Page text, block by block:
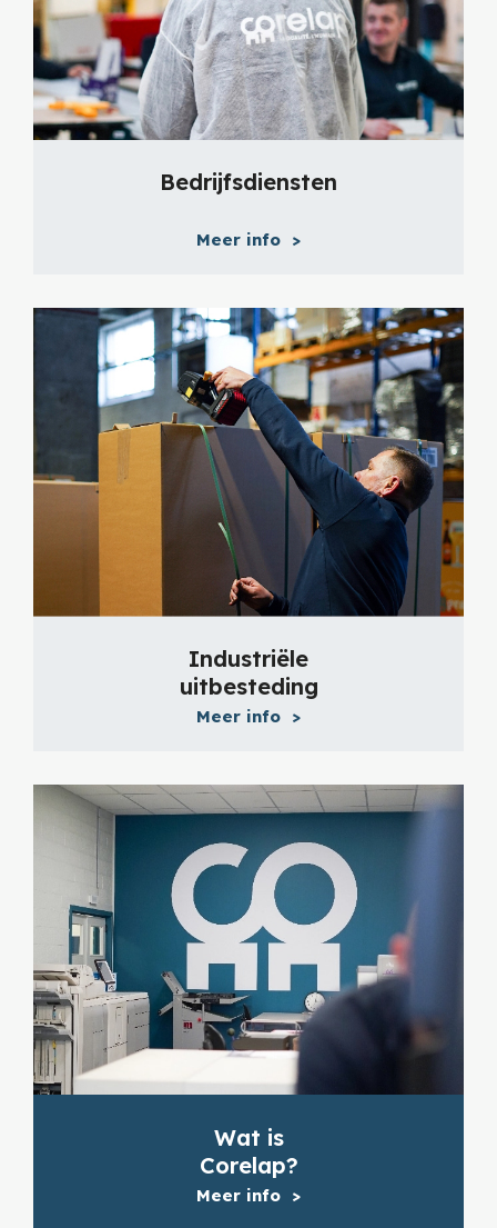
Bedrijfsdiensten
Meer info >
Industriële
uitbesteding
Meer info >
Wat is
Corelap?
Meer info >